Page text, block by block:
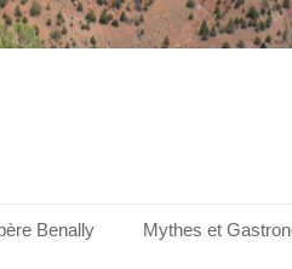
Benally Mythes et